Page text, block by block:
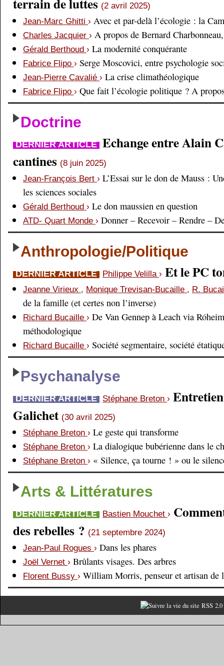
terrain de luttes (2 avril 2025)
Jean-Marc Ghitti › Avec et par-delà l’écologie : la
Charles Jacquier › A propos de Bernard
Gérald Berthoud › La modernité conquérante
Fabrice Flipo › Serge Moscovici, entre psychologie
Jean-Pierre Cavalié › La crise climathéologique
Fabrice Flipo › Que fait l’écologie politique ? A
Doctrine
DERNIER ARTICLE Echange entre Alain
cantines (8 juin 2025)
Jean-François Bert › L’Essai sur le don de Mauss :
les sciences sociales
Gérald Berthoud › Le don maussien en question
ATD- Quart Monde › Donner – Recevoir – Rendre –
Anthropologie/Politique
DERNIER ARTICLE Philippe Velilla › Et le PC
Jeanne Virieux , Monique Trevisan-Bucaille , R.
de la famille (et certes non l’inverse)
Richard Bucaille › De Van Gennep à Leach via
méthodologique
Richard Bucaille › Société segmentaire, société
Psychanalyse
DERNIER ARTICLE Stéphane Breton ›
Galichet (30 avril 2025)
Stéphane Breton › Le geste qui transforme
Stéphane Breton › La dialogique bubérienne dans le
Stéphane Breton › « Silence, ça tourne ! » ou le
Arts & Littératures
DERNIER ARTICLE Bastien Mouchet ›
des rebelles ? (21 septembre 2024)
Jean-Paul Rogues › Dans les phares
Joël Vernet › Brûlants visages. Des arbres
Florent Bussy › William Morris, penseur et artisan de
RSS 2.0